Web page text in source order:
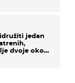
jedan
dvoje oko